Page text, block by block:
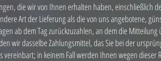
die wir von Ihnen erhalten haben, einschließlich
Art der Lieferung als die von uns angebotene,
ab dem Tag zurückzuzahlen, an dem die
wir dasselbe Zahlungsmittel, das Sie bei der
in keinem Fall werden Ihnen wegen dieser